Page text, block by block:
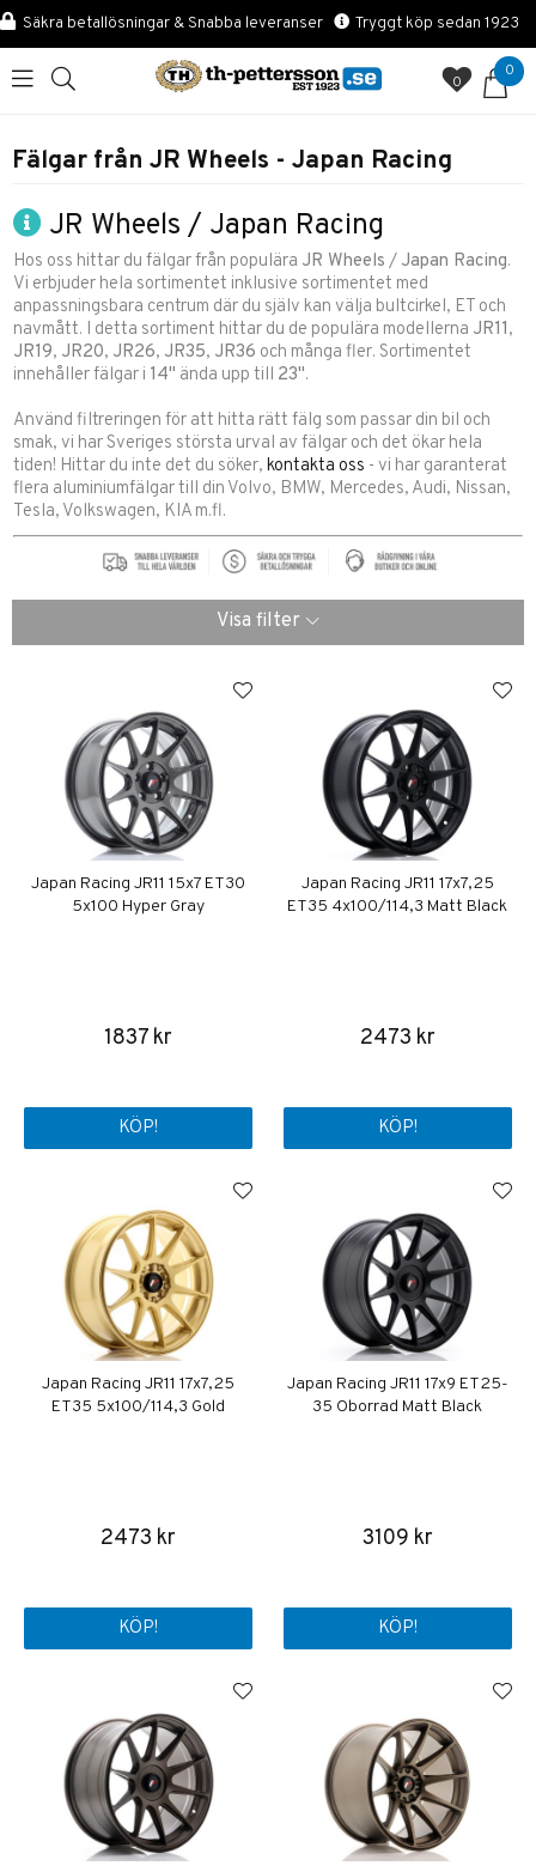
Säkra betallösningar & Snabba leveranser Tryggt köp sedan 1923
0
0
Fälgar från JR Wheels - Japan Racing
JR Wheels / Japan Racing
Hos oss hittar du fälgar från populära JR Wheels / Japan Racing.
Vi erbjuder hela sortimentet inklusive sortimentet med
anpassningsbara centrum där du själv kan välja bultcirkel, ET och
navmått. I detta sortiment hittar du de populära modellerna JR11,
JR19, JR20, JR26, JR35, JR36 och många fler. Sortimentet
innehåller fälgar i 14" ända upp till 23".
Använd filtreringen för att hitta rätt fälg som passar din bil och
smak, vi har Sveriges största urval av fälgar och det ökar hela
tiden! Hittar du inte det du söker, kontakta oss - vi har garanterat
flera aluminiumfälgar till din Volvo, BMW, Mercedes, Audi, Nissan,
Tesla, Volkswagen, KIA m.fl.
Visa filter
Japan Racing JR11 15x7 ET30
5x100 Hyper Gray
1837 kr
KÖP!
Japan Racing JR11 17x7,25
ET35 4x100/114,3 Matt Black
2473 kr
KÖP!
Japan Racing JR11 17x7,25
ET35 5x100/114,3 Gold
2473 kr
KÖP!
Japan Racing JR11 17x9 ET25-
35 Oborrad Matt Black
3109 kr
KÖP!